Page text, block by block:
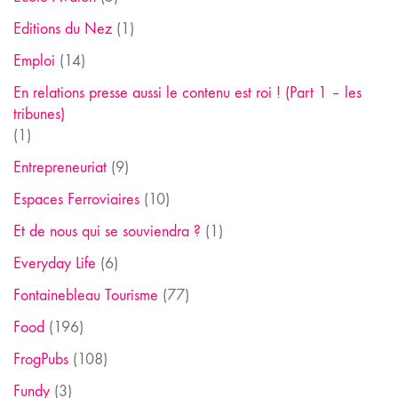
Editions du Nez (1)
Emploi (14)
En relations presse aussi le contenu est roi ! (Part 1 – les
tribunes)
(1)
Entrepreneuriat (9)
Espaces Ferroviaires (10)
Et de nous qui se souviendra ? (1)
Everyday Life (6)
Fontainebleau Tourisme (77)
Food (196)
FrogPubs (108)
Fundy (3)